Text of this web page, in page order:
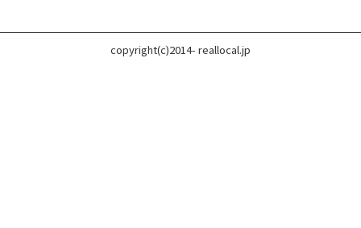
copyright(c)2014- reallocal.jp